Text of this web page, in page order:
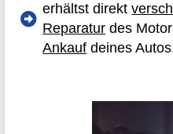
erhältst direkt
Reparatur des
Ankauf deines